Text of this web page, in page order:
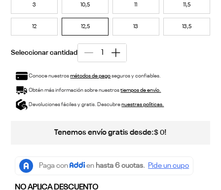
3 10,5 11 11,5
12 12,5 13 13,5
Conoce nuestrosmétodos de pagoseguros y confiables.
Obtén más información sobre nuestrostiempos de envío.
Devoluciones fáciles y gratis. Descubrenuestras políticas.
Tenemos envío gratis desde:$ 0!
NO APLICA DESCUENTO